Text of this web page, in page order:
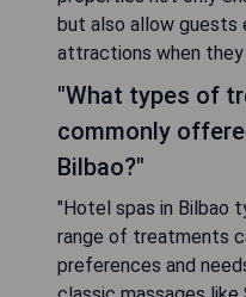
but also allow guests
attractions when
"What types of
commonly
Bilbao?"
"Hotel spas in Bilbao
range of treatments
preferences and